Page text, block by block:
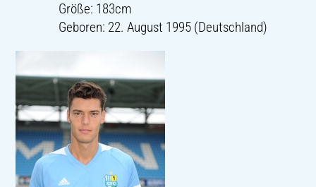
Größe: 183cm
Geboren: 22. August 1995 (Deutschland)